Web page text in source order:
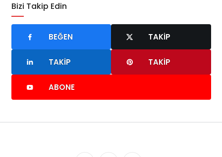
Bizi Takip Edin
BEĞEN TAKIP
TAKIP TAKIP
ABONE